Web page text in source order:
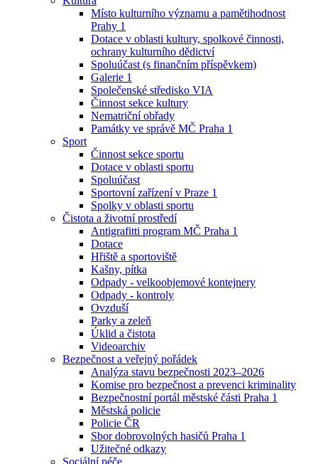
Místo kulturního významu a pamětihodnost
Prahy 1
Dotace v oblasti kultury, spolkové činnosti,
ochrany kulturního dědictví
Spoluúčast (s finančním příspěvkem)
Galerie 1
Společenské středisko VIA
Činnost sekce kultury
Nematriční obřady
Památky ve správě MČ Praha 1
Sport
Činnost sekce sportu
Dotace v oblasti sportu
Spoluúčast
Sportovní zařízení v Praze 1
Spolky v oblasti sportu
Čistota a životní prostředí
Antigrafitti program MČ Praha 1
Dotace
Hřiště a sportoviště
Kašny, pítka
Odpady - velkoobjemové kontejnery
Odpady - kontroly
Ovzduší
Parky a zeleň
Úklid a čistota
Videoarchiv
Bezpečnost a veřejný pořádek
Analýza stavu bezpečnosti 2023–2026
Komise pro bezpečnost a prevenci kriminality
Bezpečnostní portál městské části Praha 1
Městská policie
Policie ČR
Sbor dobrovolných hasičů Praha 1
Užitečné odkazy
Sociální péče